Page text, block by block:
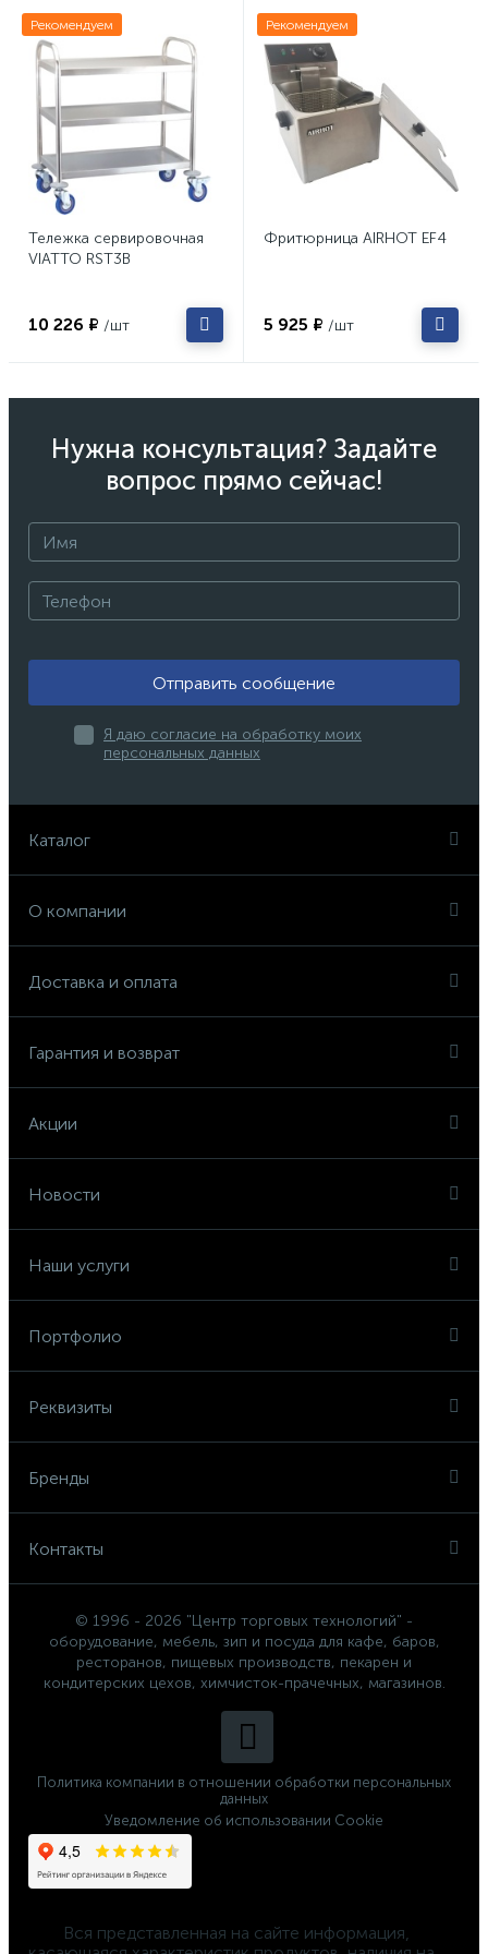
Рекомендуем
Тележка сервировочная
VIATTO RST3B
10 226 ₽ /шт
Рекомендуем
Фритюрница AIRHOT EF4
5 925 ₽ /шт
Нужна консультация? Задайте
вопрос прямо сейчас!
Отправить сообщение
Я даю согласие на обработку моих
персональных данных
Каталог
О компании
Доставка и оплата
Гарантия и возврат
Акции
Новости
Наши услуги
Портфолио
Реквизиты
Бренды
Контакты
© 1996 - 2026 "Центр торговых технологий" -
оборудование, мебель, зип и посуда для кафе, баров,
ресторанов, пищевых производств, пекарен и
кондитерских цехов, химчисток-прачечных, магазинов.
Политика компании в отношении обработки персональных
данных
Уведомление об использовании Cookie